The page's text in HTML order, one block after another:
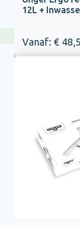
12L +
Vanaf: €